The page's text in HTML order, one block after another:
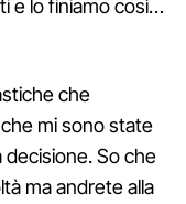
e lo finiamo così…
che
mi sono state
decisione. So che
ma andrete alla